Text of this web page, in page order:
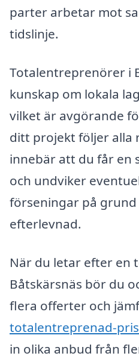
parter arbetar mot
tidslinje.
Totalentreprenörer i
kunskap om lokala
vilket är avgörande
ditt projekt följer alla
innebär att du får en
och undviker
förseningar på
efterlevnad.
När du letar efter en
Båtskärsnäs bör du
flera offerter och
totalentreprenad-
in olika anbud från